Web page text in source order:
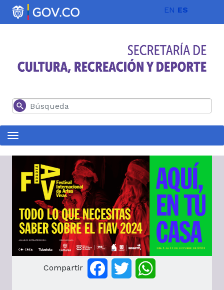
Pasar al contenido principal EN ES
Buscar
Compartir FacebookTwitter